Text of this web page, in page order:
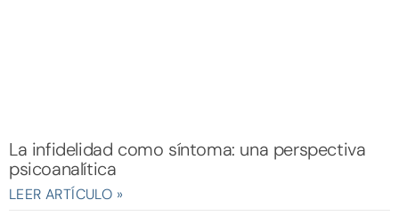
La infidelidad como síntoma: una perspectiva
psicoanalítica
LEER ARTÍCULO »